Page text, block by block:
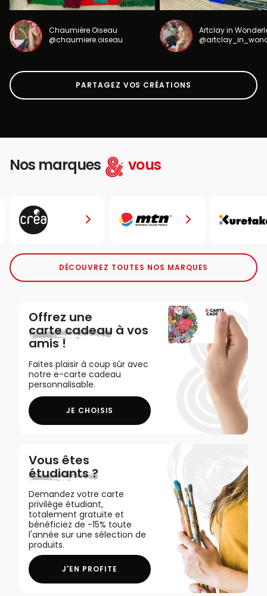
Chaumière Oiseau
@chaumiere.oiseau
Artclay in
PARTAGEZ VOS CRÉATIONS
Nos marques vous
DÉCOUVREZ TOUTES NOS MARQUES
Offrez une
carte cadeau à vos
amis !
Faites plaisir à coup sûr avec
notre e-carte cadeau
personnalisable.
JE CHOISIS
Vous êtes
étudiants ?
Demandez votre carte
privilège étudiant,
totalement gratuite et
bénéficiez de -15% toute
l'année sur une sélection de
produits.
J'EN PROFITE